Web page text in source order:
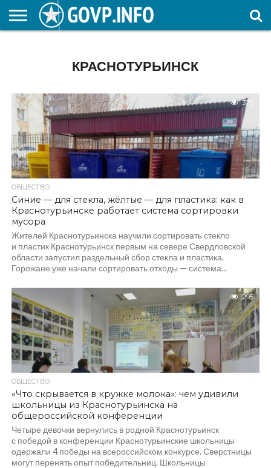
ОБРАЗОВАНИЕКРАСНОТУРЬИНСК
375
ОБЩЕСТВО
Синие — для стекла, жёлтые — для пластика: как в
Краснотурьинске работает система сортировки
мусора
Жителей Краснотурьинска научили сортировать стекло
и пластик Краснотурьинск первым на севере Свердловской
области запустил раздельный сбор стекла и пластика.
Горожане уже начали сортировать отходы — система...
295
ОБЩЕСТВО
«Что скрывается в кружке молока»: чем удивили
школьницы из Краснотурьинска на
общероссийской конференции
Четыре девочки вернулись в родной Краснотурьинск
с победой в конференции Краснотурьинские школьницы
одержали 4 победы на всероссийском конкурсе. Сверстницы
могут перенять опыт победительниц. Школьницы